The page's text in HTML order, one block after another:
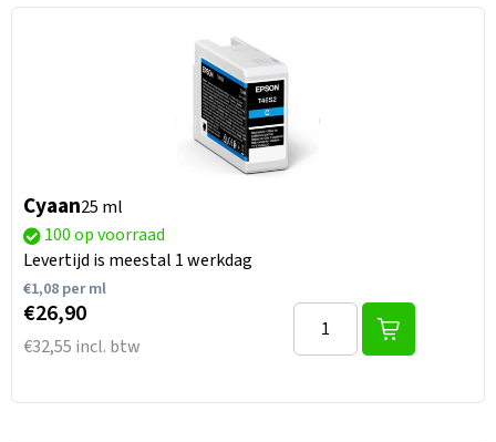
Cyaan25 ml
100 op voorraad
Levertijd is meestal 1 werkdag
€1,08per ml
€26,90
€32,55 incl. btw